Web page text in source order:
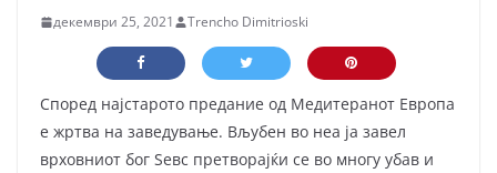
декември 25, 2021 Trencho Dimitrioski
Според најстарото предание од Медитеранот Европа
е жртва на заведување. Вљубен во неа ја завел
врховниот бог Ѕевс претворајќи се во многу убав и